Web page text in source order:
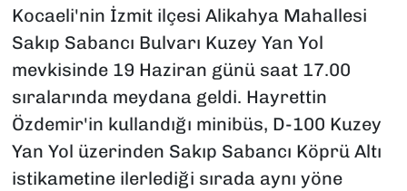
Kocaeli'nin İzmit ilçesi Alikahya Mahallesi
Sakıp Sabancı Bulvarı Kuzey Yan Yol
mevkisinde 19 Haziran günü saat 17.00
sıralarında meydana geldi. Hayrettin
Özdemir'in kullandığı minibüs, D-100 Kuzey
Yan Yol üzerinden Sakıp Sabancı Köprü Altı
istikametine ilerlediği sırada aynı yöne